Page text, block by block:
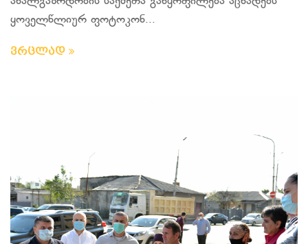
ყოველწლიურ ფოტოკონ...
ვრცლად